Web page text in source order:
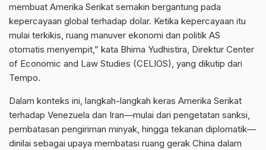
membuat Amerika Serikat semakin bergantung pada
kepercayaan global terhadap dolar. Ketika kepercayaan itu
mulai terkikis, ruang manuver ekonomi dan politik AS
otomatis menyempit,” kata Bhima Yudhistira, Direktur Center
of Economic and Law Studies (CELIOS), yang dikutip dari
Tempo.
Dalam konteks ini, langkah-langkah keras Amerika Serikat
terhadap Venezuela dan Iran—mulai dari pengetatan sanksi,
pembatasan pengiriman minyak, hingga tekanan diplomatik—
dinilai sebagai upaya membatasi ruang gerak China dalam